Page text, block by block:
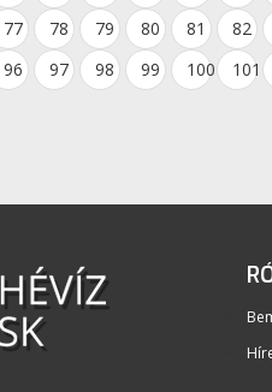
77 78 79 80 81 82
96 97 98 99 100 101